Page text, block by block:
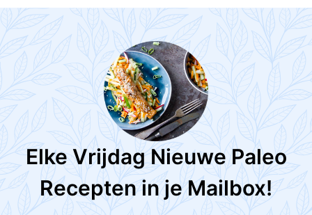
Elke Vrijdag Nieuwe Paleo
Recepten in je Mailbox!